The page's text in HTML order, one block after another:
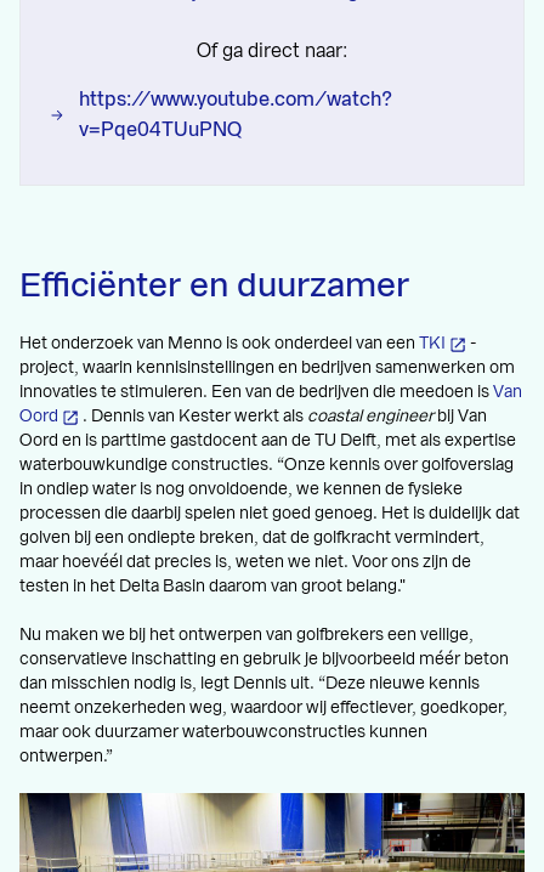
Of ga direct naar:
https://www.youtube.com/watch?
v=Pqe04TUuPNQ
Efficiënter en duurzamer
Het onderzoek van Menno is ook onderdeel van een TKI
-
project, waarin kennisinstellingen en bedrijven samenwerken om
innovaties te stimuleren. Een van de bedrijven die meedoen is Van
Oord
. Dennis van Kester werkt als coastal engineer bij Van
Oord en is parttime gastdocent aan de TU Delft, met als expertise
waterbouwkundige constructies. “Onze kennis over golfoverslag
in ondiep water is nog onvoldoende, we kennen de fysieke
processen die daarbij spelen niet goed genoeg. Het is duidelijk dat
golven bij een ondiepte breken, dat de golfkracht vermindert,
maar hoevéél dat precies is, weten we niet. Voor ons zijn de
testen in het Delta Basin daarom van groot belang."
Nu maken we bij het ontwerpen van golfbrekers een veilige,
conservatieve inschatting en gebruik je bijvoorbeeld méér beton
dan misschien nodig is, legt Dennis uit. “Deze nieuwe kennis
neemt onzekerheden weg, waardoor wij effectiever, goedkoper,
maar ook duurzamer waterbouwconstructies kunnen
ontwerpen.”